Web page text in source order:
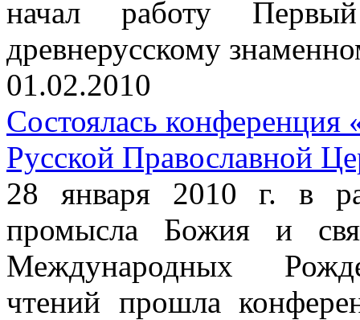
начал работу
древнерусскому
01.02.2010
Состоялась
Русской Православной
28 января 2010 г. в
промысла Божия и
Международных
чтений прошла